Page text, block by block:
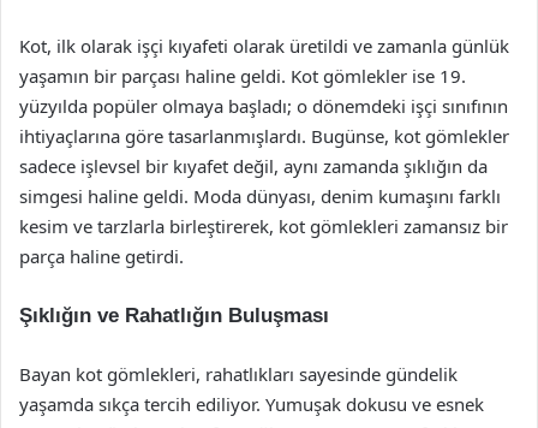
Kot, ilk olarak işçi kıyafeti olarak üretildi ve zamanla günlük
yaşamın bir parçası haline geldi. Kot gömlekler ise 19.
yüzyılda popüler olmaya başladı; o dönemdeki işçi sınıfının
ihtiyaçlarına göre tasarlanmışlardı. Bugünse, kot gömlekler
sadece işlevsel bir kıyafet değil, aynı zamanda şıklığın da
simgesi haline geldi. Moda dünyası, denim kumaşını farklı
kesim ve tarzlarla birleştirerek, kot gömlekleri zamansız bir
parça haline getirdi.
Şıklığın ve Rahatlığın Buluşması
Bayan kot gömlekleri, rahatlıkları sayesinde gündelik
yaşamda sıkça tercih ediliyor. Yumuşak dokusu ve esnek